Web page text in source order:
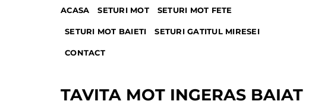
ACASA SETURI MOT SETURI MOT FETE
SETURI MOT BAIETI SETURI GATITUL MIRESEI
CONTACT
TAVITA MOT INGERAS BAIAT